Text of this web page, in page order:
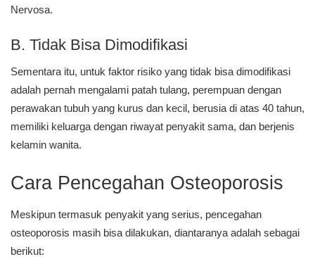
Nervosa.
B. Tidak Bisa Dimodifikasi
Sementara itu, untuk faktor risiko yang tidak bisa dimodifikasi
adalah pernah mengalami patah tulang, perempuan dengan
perawakan tubuh yang kurus dan kecil, berusia di atas 40 tahun,
memiliki keluarga dengan riwayat penyakit sama, dan berjenis
kelamin wanita.
Cara Pencegahan Osteoporosis
Meskipun termasuk penyakit yang serius, pencegahan
osteoporosis masih bisa dilakukan, diantaranya adalah sebagai
berikut: